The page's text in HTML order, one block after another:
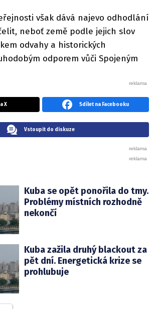
však dává najevo odhodlání
neboť země podle jejich slov
odvahy a historických
odporem vůči Spojeným
X Sdílet na Facebooku
Vstoupit do diskuze
Kuba se opět ponořila do tmy.
Problémy místních rozhodně
nekončí
Kuba zažila druhý blackout za
pět dní. Energetická krize se
prohlubuje